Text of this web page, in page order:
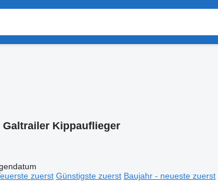
Galtrailer Kippauflieger
zuerst Günstigste zuerst Baujahr - neueste zuerst